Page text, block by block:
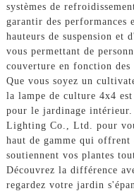
systèmes de
garantir des performances
hauteurs de suspension et
vous permettant de
couverture en fonction des
Que vous soyez un
la lampe de culture 4x4
pour le jardinage intérieur.
Lighting Co., Ltd. pour
haut de gamme qui offrent
soutiennent vos plantes
Découvrez la différence
regardez votre jardin